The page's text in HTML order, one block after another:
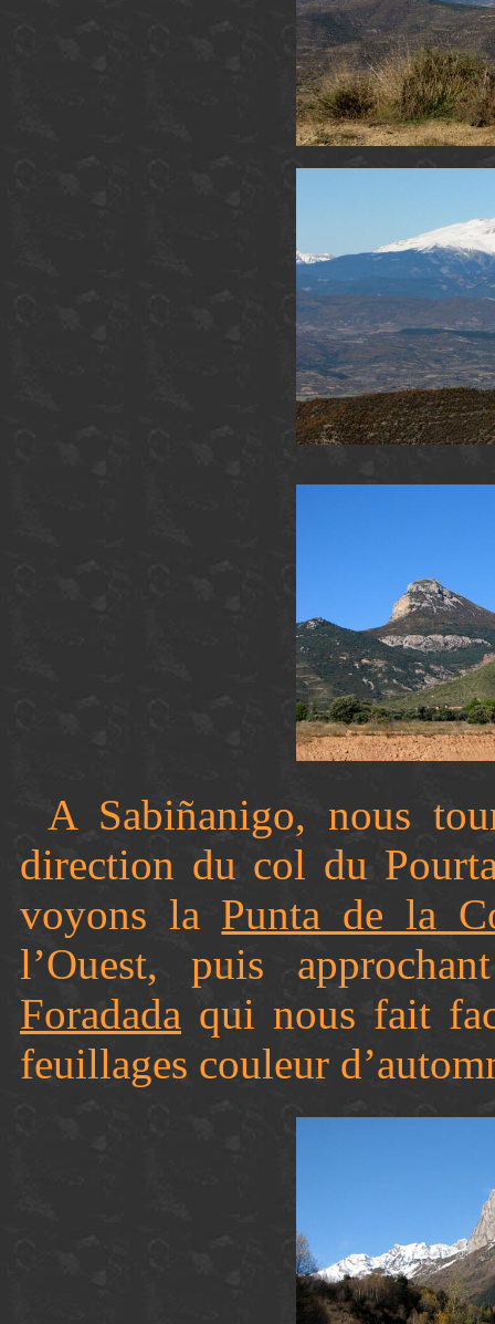
A Sabiñanigo, nous
direction du col du
voyons la Punta de la
l’Ouest, puis
Foradada qui nous fait
feuillages couleur